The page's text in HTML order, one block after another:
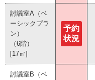
討議室A（ベ
ーシックプラ
ン）
（6階）
[17㎡]
予約
状況
討議室B（ベ
討議室A（ベ
ーシックプラ
ン）
（6階）
[17㎡]
予約
状況
討議室B（ベ